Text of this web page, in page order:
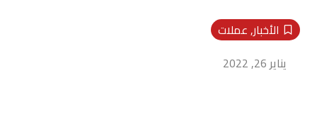
الأخبار,عملات
أسعار الدولار يوم الأربعاء 26_1_2022
يناير 26, 2022